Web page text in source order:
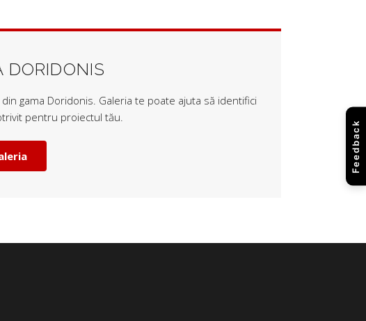
DORIDONIS
gama Doridonis. Galeria te poate ajuta să identifici
pentru proiectul tău.
Feedback